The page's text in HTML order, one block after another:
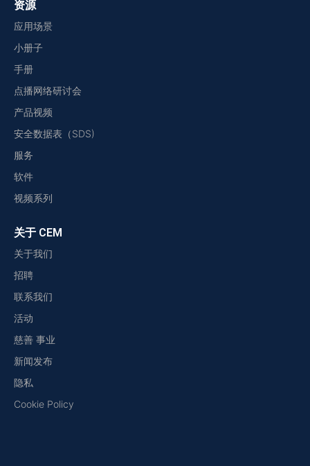
资源
应用场景
小册子
手册
点播网络研讨会
产品视频
安全数据表（SDS)
服务
软件
视频系列
关于 CEM
关于我们
招聘
联系我们
活动
慈善 事业
新闻发布
隐私
Cookie Policy